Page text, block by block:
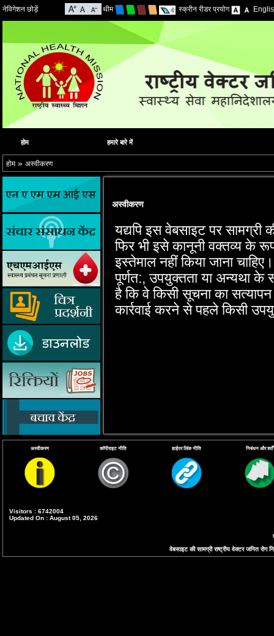
नेविगेशन छोड़ें थीम स्क्रीन रीडर प्रयोग
होम हमारे बारे में
होम» अस्वीकरण
अस्वीकरण
यद्यपि इस वेबसाइट पर
फिर भी इसे कानूनी वक्‍तव्‍य के रूप
इस्‍तेमाल नहीं किया जाना
पूर्णत:, उपयुक्‍तता या अन्‍यथा के
है कि वे किसी सूचना का
कार्रवाई करने से पहले किसी
अस्वीकरण कॉपीराइट नीति हाईपर लिंक नीति निबंधन और शर्तें
Visitors : 6742004
Updated On : August 05, 2026
वेबसाइट की सामग्री राष्ट्रीय वेक्टर जनित रोग